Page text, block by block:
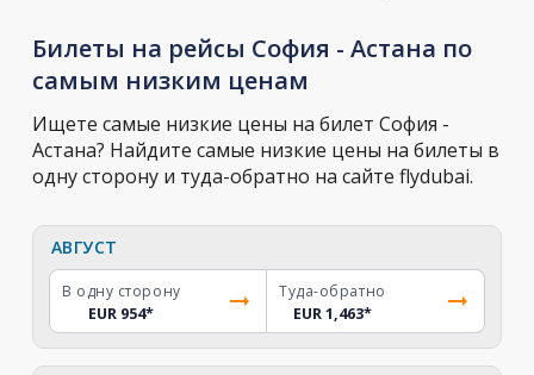
Билеты на рейсы София - Астана по
самым низким ценам
Ищете самые низкие цены на билет София -
Астана? Найдите самые низкие цены на билеты в
одну сторону и туда-обратно на сайте flydubai.
АВГУСТ
В одну сторону
EUR 954*
Туда-обратно
EUR 1,463*